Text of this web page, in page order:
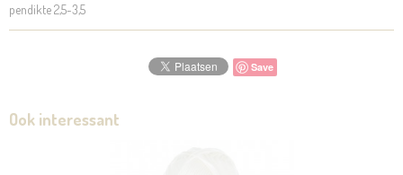
pendikte 2,5-3,5
Save
Ook interessant